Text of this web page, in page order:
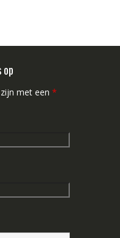
met een *